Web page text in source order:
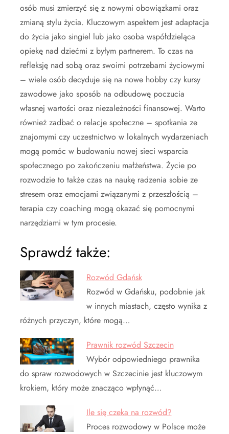
osób musi zmierzyć się z nowymi obowiązkami oraz
zmianą stylu życia. Kluczowym aspektem jest adaptacja
do życia jako singiel lub jako osoba współdzieląca
opiekę nad dziećmi z byłym partnerem. To czas na
refleksję nad sobą oraz swoimi potrzebami życiowymi
– wiele osób decyduje się na nowe hobby czy kursy
zawodowe jako sposób na odbudowę poczucia
własnej wartości oraz niezależności finansowej. Warto
również zadbać o relacje społeczne – spotkania ze
znajomymi czy uczestnictwo w lokalnych wydarzeniach
mogą pomóc w budowaniu nowej sieci wsparcia
społecznego po zakończeniu małżeństwa. Życie po
rozwodzie to także czas na naukę radzenia sobie ze
stresem oraz emocjami związanymi z przeszłością –
terapia czy coaching mogą okazać się pomocnymi
narzędziami w tym procesie.
Sprawdź także:
Rozwód Gdańsk
Rozwód w Gdańsku, podobnie jak
w innych miastach, często wynika z
różnych przyczyn, które mogą…
Prawnik rozwód Szczecin
Wybór odpowiedniego prawnika
do spraw rozwodowych w Szczecinie jest kluczowym
krokiem, który może znacząco wpłynąć…
Ile się czeka na rozwód?
Proces rozwodowy w Polsce może